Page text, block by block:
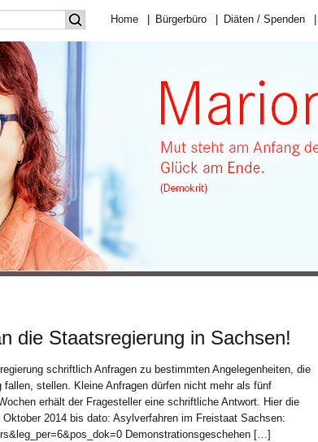
Home Bürgerbüro Diäten / Spenden
die Staatsregierung in Sachsen!
schriftlich Anfragen zu bestimmten Angelegenheiten, die
stellen. Kleine Anfragen dürfen nicht mehr als fünf
erhält der Fragesteller eine schriftliche Antwort. Hier die
2014 bis dato: Asylverfahren im Freistaat Sachsen:
Demonstrationsgeschehen […]